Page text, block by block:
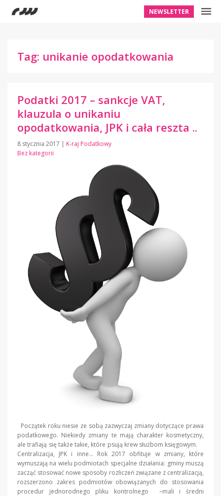
NEWSLETTER
Tag: unikanie opodatkowania
Podatki 2017 – sankcje VAT,
klauzula o unikaniu
opodatkowania, JPK i cała reszta ..
8 stycznia 2017 | K-raj Podatkowy
Bez kategorii
Początek roku niesie ze sobą zazwyczaj zmiany dotyczące prawa
podatkowego. Niekiedy zmiany te mają charakter kosmetyczny,
ale trafiają się także takie, które psują krew służbom księgowym.
Centralizacja, JPK i inne… Rok 2017 obfituje w zmiany, które
wymuszają na wielu podmiotach specjalne działania: gminy muszą
zacząć stosować nowe sposoby rozliczeń związane z centralizacją,
rozszerzono zakres podmiotów obowiązanych do stosowania
procedur jednorodnego pliku kontrolnego –mali i średni